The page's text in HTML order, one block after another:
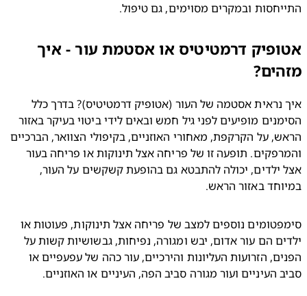
ובמקרים מסוימים, גם טיפול.
דרמטיטיס או אסטמת עור - איך
איך נראית אסטמה של העור (אטופיק דרמטיטיס)? בדרך כלל
הסימנים מופיעים לפני גיל חמש ובאים לידי ביטוי בעיקר באזור
הראש, על הקרקפת, מאחורי האוזניים, בקיפולי הצוואר, הברכיים
והמרפקים. תופעה זו של פריחה אצל תינוקות או פריחה בעור
אצל ילדים, יכולה להתבטא גם בהופעת קשקשים על העור,
באזור הראש.
סימפטומים נוספים למצב של פריחה אצל תינוקות, פעוטות או
ילדים הם עור אדום, יבש ומגורה, נפיחות, גבשושיות קשות על
הפנים, הזרועות העליונות והירכיים, עור כהה של עפעפיים או
העיניים ועור מגורה סביב הפה, העיניים או האוזניים.